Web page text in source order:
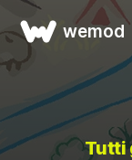
wemod
Tutti